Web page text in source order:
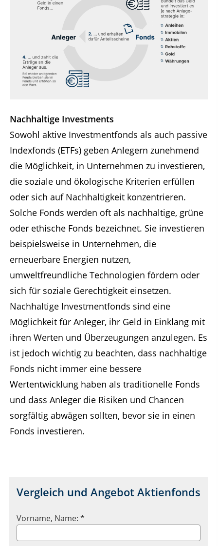
Nachhaltige Investments
Sowohl aktive Investmentfonds als auch passive
Indexfonds (ETFs) geben Anlegern zunehmend
die Möglichkeit, in Unternehmen zu investieren,
die soziale und ökologische Kriterien erfüllen
oder sich auf Nachhaltigkeit konzentrieren.
Solche Fonds werden oft als nachhaltige, grüne
oder ethische Fonds bezeichnet. Sie investieren
beispielsweise in Unternehmen, die
erneuerbare Energien nutzen,
umweltfreundliche Technologien fördern oder
sich für soziale Gerechtigkeit einsetzen.
Nachhaltige Investmentfonds sind eine
Möglichkeit für Anleger, ihr Geld in Einklang mit
ihren Werten und Überzeugungen anzulegen. Es
ist jedoch wichtig zu beachten, dass nachhaltige
Fonds nicht immer eine bessere
Wertentwicklung haben als traditionelle Fonds
und dass Anleger die Risiken und Chancen
sorgfältig abwägen sollten, bevor sie in einen
Fonds investieren.
Vergleich und Angebot Aktienfonds
Vorname, Name: *